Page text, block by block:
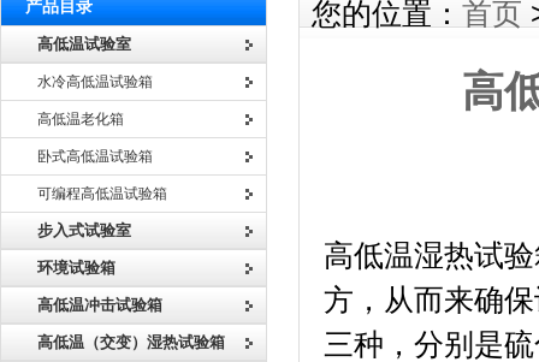
产品目录
高低温试验室
水冷高低温试验箱
高低温老化箱
卧式高低温试验箱
可编程高低温试验箱
步入式试验室
环境试验箱
高低温冲击试验箱
高低温（交变）湿热试验箱
您的位置： 首页
高
高低温湿热试
方，从而来确
三种，分别是